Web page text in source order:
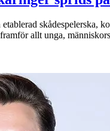
skådespelerska,
allt unga,